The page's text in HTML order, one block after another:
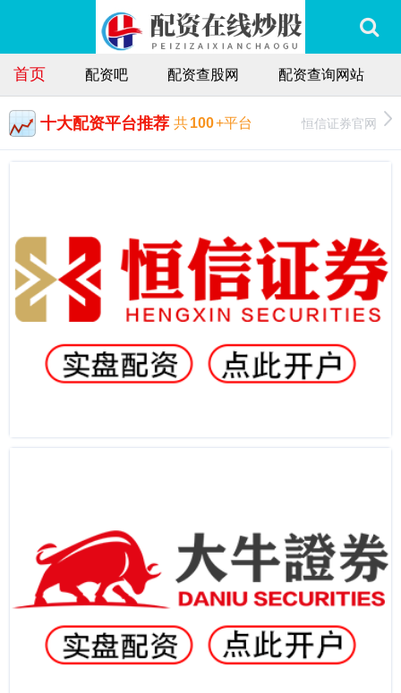
首页 配资吧 配资查股网 配资查询网站
十大配资平台推荐 共100+平台 恒信证券官网